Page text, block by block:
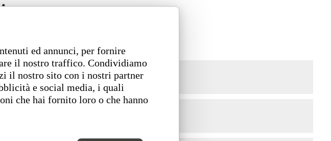
ed annunci, per fornire
il nostro traffico. Condividiamo
il nostro sito con i nostri partner
e social media, i quali
che hai fornito loro o che hanno